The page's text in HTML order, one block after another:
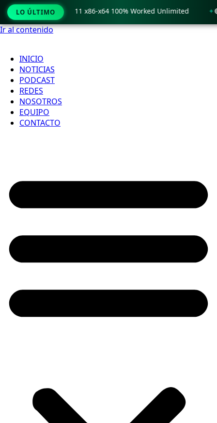
Ir al contenido
INICIO
NOTICIAS
PODCAST
REDES
NOSOTROS
EQUIPO
CONTACTO
LO ÚLTIMO
only Windows 11 x86-x64 100% Worked Unlimited 🟢